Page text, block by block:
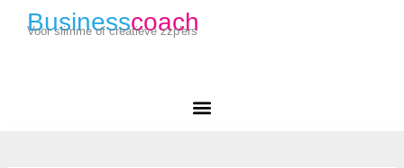
Businesscoach
Voor slimme of creatieve zzp'ers